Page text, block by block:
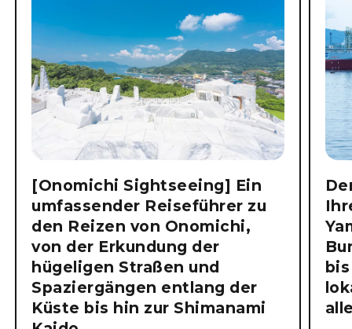
[Onomichi Sightseeing] Ein
umfassender Reiseführer zu
den Reizen von Onomichi,
von der Erkundung der
hügeligen Straßen und
Spaziergängen entlang der
Küste bis hin zur Shimanami